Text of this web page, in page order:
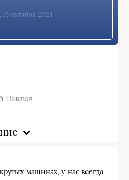
15 октября 2024
Павлов
машинах, у нас всегда